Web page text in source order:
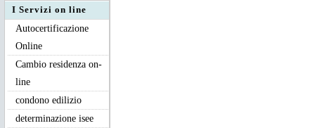
I Servizi on line
Autocertificazione
Online
Cambio residenza on-
line
condono edilizio
determinazione isee